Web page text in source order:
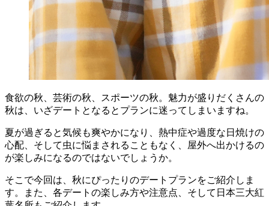
食欲の秋、芸術の秋、スポーツの秋。魅力が盛りだくさんの
秋は、いざデートとなるとプランに迷ってしまいますね。
夏が過ぎると気候も爽やかになり、熱中症や過度な日焼けの
心配、そして虫に悩まされることもなく、屋外へ出かけるの
が楽しみになるのではないでしょうか。
そこで今回は、秋にぴったりのデートプランをご紹介しま
す。また、各デートの楽しみ方や注意点、そして日本三大紅